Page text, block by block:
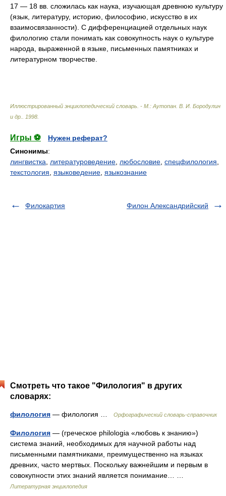
17 — 18 вв. сложилась как наука, изучающая древнюю культуру
(язык, литературу, историю, философию, искусство в их
взаимосвязанности). С дифференциацией отдельных наук
филологию стали понимать как совокупность наук о культуре
народа, выраженной в языке, письменных памятниках и
литературном творчестве.
Иллюстрированный энциклопедический словарь. - М.: Аутопан В. И. Бородулин
и др.
1998
Игры ⚽
Нужен реферат?
Синонимы:
лингвистка
литературоведение любословие спецфилология
текстология языковедение языкознание
Филокартия Филон Александрийский
Смотреть что такое "Филология" в других
словарях:
филология — филология … Орфографический словарь-справочник
Филология — (греческое philologia «любовь к знанию»)
система знаний, необходимых для научной работы над
письменными памятниками, преимущественно на языках
древних, часто мертвых. Поскольку важнейшим и первым в
совокупности этих знаний является понимание… …
Литературная энциклопедия